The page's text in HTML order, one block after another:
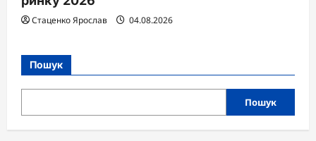
Стаценко Ярослав 04.08.2026
Пошук
Пошук